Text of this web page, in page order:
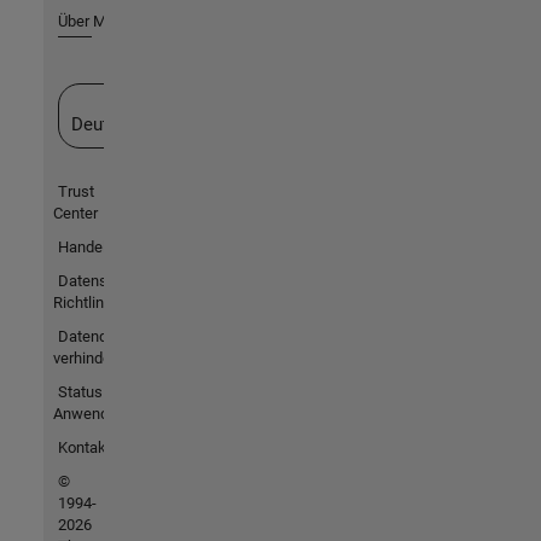
Über MathWorks
Deutschland
Trust
Center
Handelsmarken
Datenschutz-
Richtlinien
Datendiebstahl
verhindern
Status von
Anwendungen
Kontakt
©
1994-
2026